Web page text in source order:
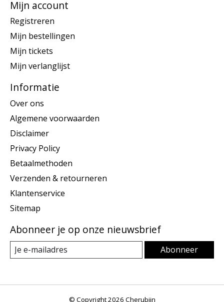
Mijn account
Registreren
Mijn bestellingen
Mijn tickets
Mijn verlanglijst
Informatie
Over ons
Algemene voorwaarden
Disclaimer
Privacy Policy
Betaalmethoden
Verzenden & retourneren
Klantenservice
Sitemap
Abonneer je op onze nieuwsbrief
Abonneer
© Copyright 2026 Cherubijn